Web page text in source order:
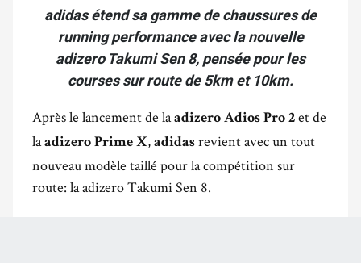
adidas étend sa gamme de chaussures de
running performance avec la nouvelle
adizero Takumi Sen 8, pensée pour les
courses sur route de 5km et 10km.
Après le lancement de laadizero Adios Pro 2 et de
laadizero Prime X, adidas revient avec un tout
nouveau modèle taillé pour la compétition sur
route: la adizero Takumi Sen 8.